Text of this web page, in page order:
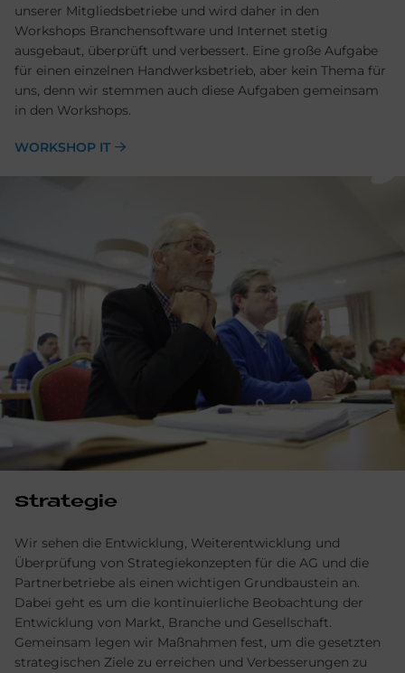
unserer Mitgliedsbetriebe und wird daher in den
Workshops Branchensoftware und Internet stetig
ausgebaut, überprüft und verbessert. Eine große Aufgabe
für einen einzelnen Handwerksbetrieb, aber kein Thema für
uns, denn wir stemmen auch diese Aufgaben gemeinsam
in den Workshops.
WORKSHOP IT
Strategie
Wir sehen die Entwicklung, Weiterentwicklung und
Überprüfung von Strategiekonzepten für die AG und die
Partnerbetriebe als einen wichtigen Grundbaustein an.
Dabei geht es um die kontinuierliche Beobachtung der
Entwicklung von Markt, Branche und Gesellschaft.
Gemeinsam legen wir Maßnahmen fest, um die gesetzten
strategischen Ziele zu erreichen und Verbesserungen zu